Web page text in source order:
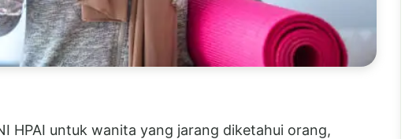
HPAI untuk wanita yang jarang diketahui orang,